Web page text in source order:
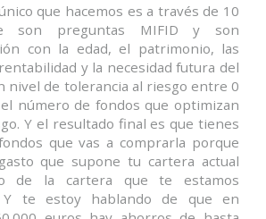
que hacemos es a través de 10
son preguntas MIFID y son
con la edad, el patrimonio, las
y la necesidad futura del
nivel de tolerancia al riesgo entre 0
número de fondos que optimizan
Y el resultado final es que tienes
que vas a comprarla porque
que supone tu cartera actual
de la cartera que te estamos
Y te estoy hablando de que en